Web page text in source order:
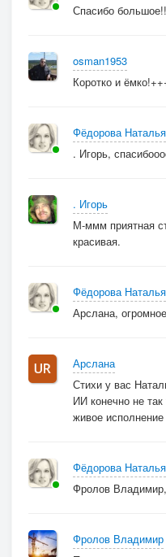
Спасибо
osman1953
Коротко и
Фёдорова Наталья
. Игорь,
. Игорь
М-ммм приятная
красивая.
Фёдорова Наталья
Арслана,
Арслана
Стихи у вас
ИИ конечно не
живое
Фёдорова Наталья
Фролов
Фролов Владимир